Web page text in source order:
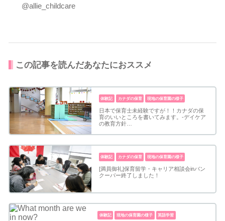
@allie_childcare
この記事を読んだあなたにおススメ
体験記 カナダの保育 現地の保育園の様子
日本で保育士未経験ですが！！カナダの保
育のいいところを書いてみます。-デイケア
の教育方針…
体験記 カナダの保育 現地の保育園の様子
[満員御礼]保育留学・キャリア相談会inバン
クーバー終了しました！
体験記 現地の保育園の様子 英語学習